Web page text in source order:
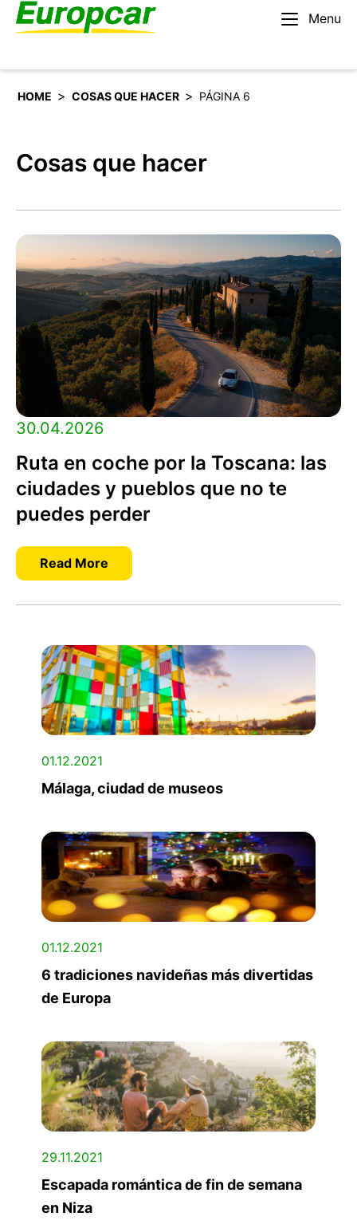
Menu
Español
HOME > COSAS QUE HACER > PÁGINA 6
Cosas que hacer
30.04.2026
Ruta en coche por la Toscana: las
ciudades y pueblos que no te
puedes perder
Read More
01.12.2021
Málaga, ciudad de museos
01.12.2021
6 tradiciones navideñas más divertidas
de Europa
29.11.2021
Escapada romántica de fin de semana
en Niza